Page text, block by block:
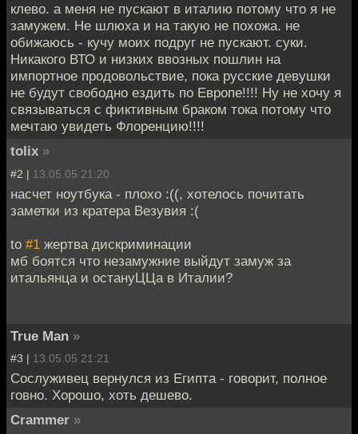
клево. а меня не пускают в италию потому что я не
замужем. Не шлюха и на такую не похожа. не
обижаюсь - кучу моих подруг не пускают. суки.
Никакого ВТО и низких ввозных пошлин на
импортное продовольствие, пока русские девушки
не будут свободно ездить по Европе!!!! Ну не хочу я
связываться с фиктивным браком тока потому что
мечтаю увидеть Флоренцию!!!!
tolix »
#2 | 13.05.05 21:20
насчет ноутбука - плохо :((, хотелось почитать
заметки из кратера Везувия :(
to #1 жертва дискриминации
мб боятся что незамужние выйдут замуж за
итальянца и остануЦЦа в Италии?
True Man »
#3 | 13.05.05 21:21
Сослуживец вернулся из Египта - говорит, полное
говно. Хорошо, хоть дешево.
Crammer »